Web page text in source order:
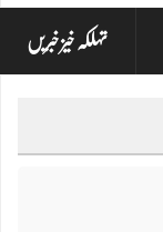
تہلکہ خیز خبریں